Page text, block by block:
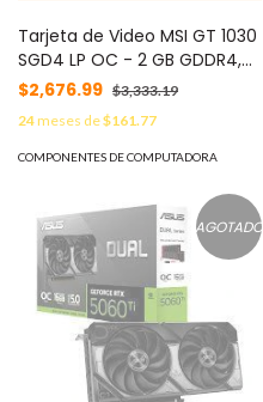
Tarjeta de Video MSI GT 1030
SGD4 LP OC - 2 GB GDDR4,
NVIDIA, GeForce GT 1030, 2GB,
GDDR4, PCI Express x16 3.0
$2,676.99 $3,333.19
24meses de$161.77
COMPONENTES DE COMPUTADORA
AGOTADO